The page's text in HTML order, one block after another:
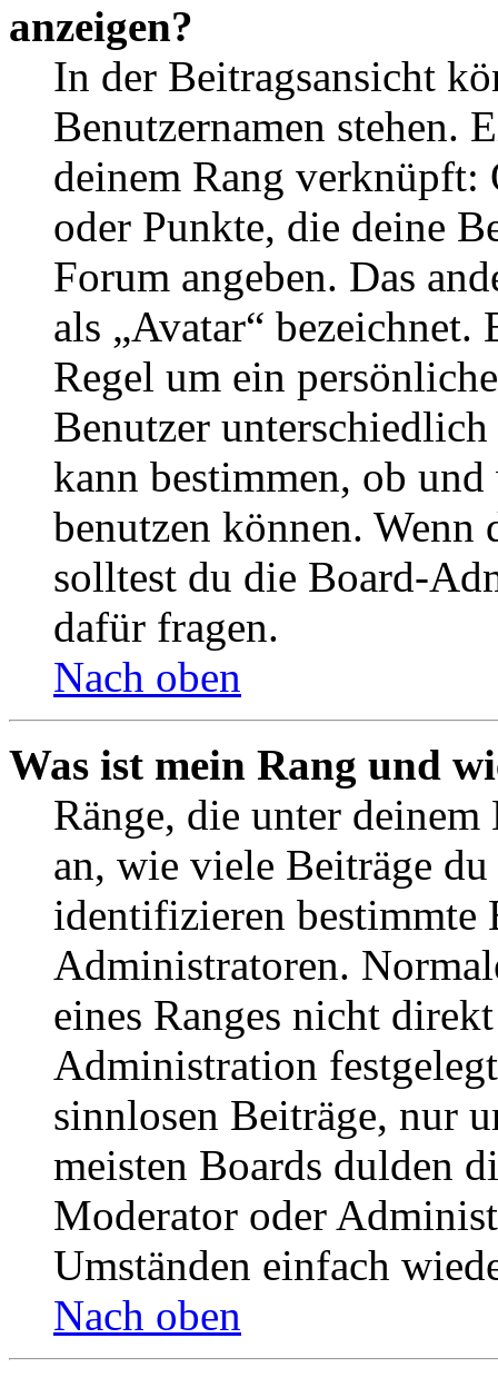
anzeigen?
In der Beitragsansicht
Benutzernamen stehen.
deinem Rang verknüpft:
oder Punkte, die deine
Forum angeben. Das
als „Avatar“
Regel um ein
Benutzer
kann bestimmen, ob
benutzen können. Wenn
solltest du die Board-
dafür fragen.
Nach oben
Was ist mein Rang und
Ränge, die unter deinem
an, wie viele Beiträge
identifizieren bestimmte
Administratoren.
eines Ranges nicht
Administration
sinnlosen Beiträge, nur
meisten Boards dulden
Moderator oder
Umständen einfach
Nach oben